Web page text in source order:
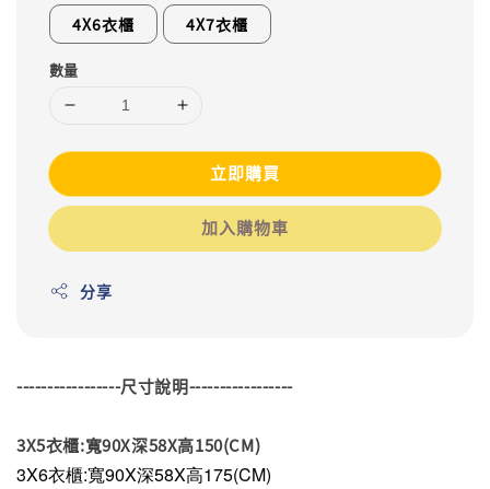
4X6衣櫃 4X7衣櫃
數量
立即購買
加入購物車
分享
-----------------尺寸說明-----------------
3X5衣櫃:寬90X深58X高150(CM)
3X6衣櫃:寬90X深58X高175(CM)